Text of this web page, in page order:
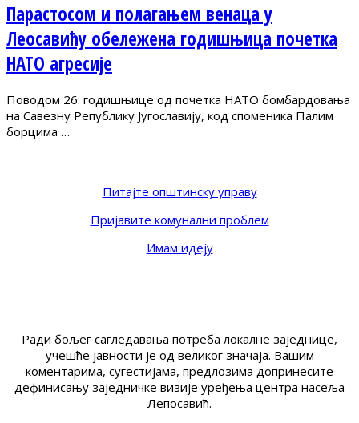
Парастосом и полагањем венаца у
Леосавићу обележена годишњица почетка
НАТО агресије
Поводом 26. годишњице од почетка НАТО бомбардовања
на Савезну Републику Југославију, код споменика Палим
борцима …
Питајте општинску управу
Пријавите комунални проблем
Имам идеју
Ради бољег сагледавања потреба локалне заједнице,
учешће јавности је од великог значаја. Вашим
коментарима, сугестијама, предлозима допринесите
дефинисању заједничке визије уређења центра насеља
Лепосавић.